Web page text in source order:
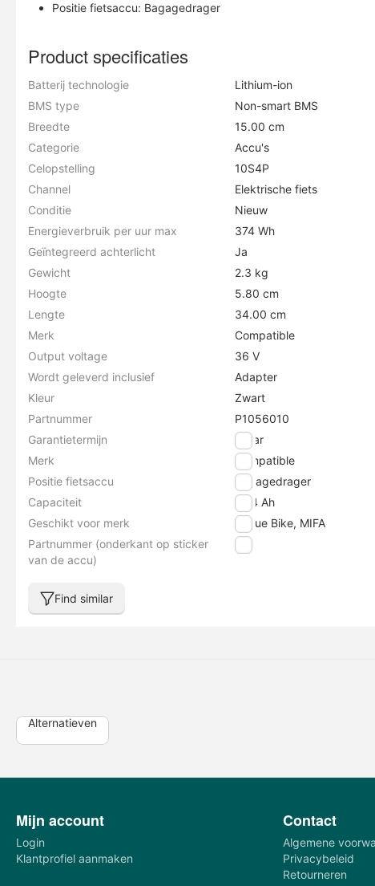
Positie fietsaccu: Bagagedrager
Product specificaties
Batterij technologie
Lithium-ion
BMS type
Non-smart BMS
Breedte
15.00 cm
Categorie
Accu's
Celopstelling
10S4P
Channel
Elektrische fiets
Conditie
Nieuw
Energieverbruik per uur max
374 Wh
Geïntegreerd achterlicht
Ja
Gewicht
2.3 kg
Hoogte
5.80 cm
Lengte
34.00 cm
Merk
Compatible
Output voltage
36 V
Wordt geleverd inclusief
Adapter
Kleur
Zwart
Partnummer
P1056010
Garantietermijn
2 jaar
Merk
Compatible
Positie fietsaccu
Bagagedrager
Capaciteit
10.4 Ah
Geschikt voor merk
Vogue Bike, MIFA
Partnummer (onderkant op sticker
van de accu)
nvt
Find similar
Alternatieven
Mijn account
Login
Klantprofiel aanmaken
Contact
Algemene
Privacybeleid
Retourneren